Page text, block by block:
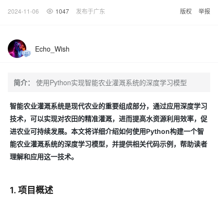
2024-11-06 1047 发布于广东 版权 举报
Echo_Wish
简介： 使用Python实现智能农业灌溉系统的深度学习模型
智能农业灌溉系统是现代农业的重要组成部分，通过应用深度学习
技术，可以实现对农田的精准灌溉，进而提高水资源利用效率，促
进农业可持续发展。本文将详细介绍如何使用Python构建一个智
能农业灌溉系统的深度学习模型，并提供相关代码示例，帮助读者
理解和应用这一技术。
1. 项目概述